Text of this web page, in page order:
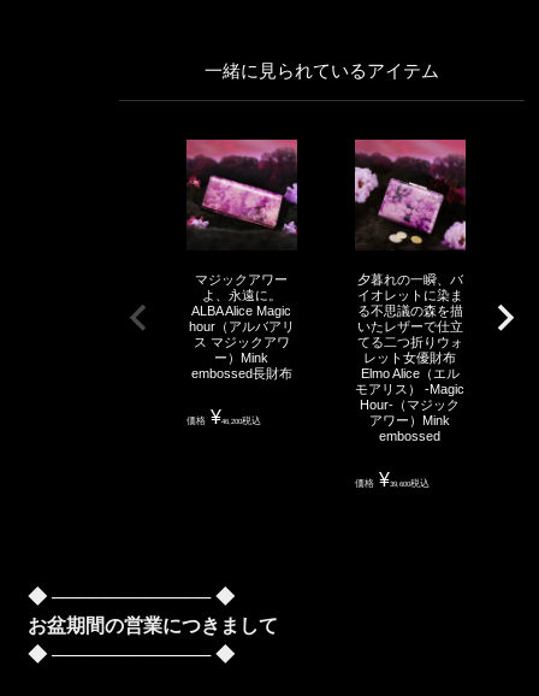
一緒に見られているアイテム
マジックアワー
よ、永遠に。
ALBA Alice Magic
hour（アルバアリ
ス マジックアワ
ー）Mink
embossed長財布
価格 ¥46,200税込
夕暮れの一瞬、バ
イオレットに染ま
る不思議の森を描
いたレザーで仕立
てる二つ折りウォ
レット女優財布
Elmo Alice（エル
モアリス） -Magic
Hour-（マジック
アワー）Mink
embossed
価格 ¥39,600税込
◆ ──────────── ◆
お盆期間の営業につきまして
◆ ──────────── ◆